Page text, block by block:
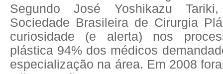
Segundo José Yoshikazu
Sociedade Brasileira de Cirurgia
curiosidade (e alerta) nos
plástica 94% dos médicos
especialização na área. Em 2008